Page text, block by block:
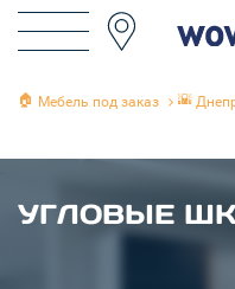
🏠 Мебель под заказ 🌇
УГЛОВЫЕ